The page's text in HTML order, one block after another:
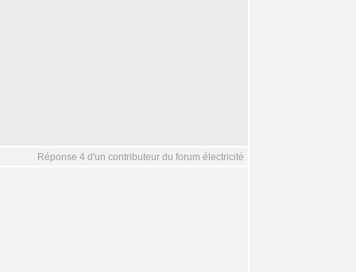
Réponse 4 d'un contributeur du forum électricité